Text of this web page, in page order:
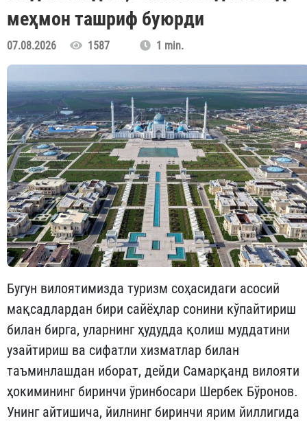
меҳмон ташриф буюрди
07.08.2026 1587 1 min.
Бугун вилоятимизда туризм соҳасидаги асосий
мақсадлардан бири сайёҳлар сонини кўпайтириш
билан бирга, уларнинг ҳудудда қолиш муддатини
узайтириш ва сифатли хизматлар билан
таъминлашдан иборат, дейди Самарқанд вилояти
ҳокимининг биринчи ўринбосари Шербек Бўронов.
Унинг айтишича, йилнинг биринчи ярим йиллигида